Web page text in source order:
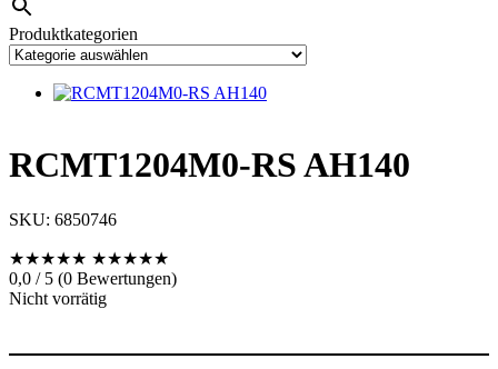
Produktkategorien
RCMT1204M0-RS AH140
SKU: 6850746
★★★★★ ★★★★★
0,0 / 5 (0 Bewertungen)
Nicht vorrätig